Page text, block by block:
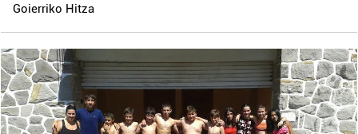
Goierriko Hitza